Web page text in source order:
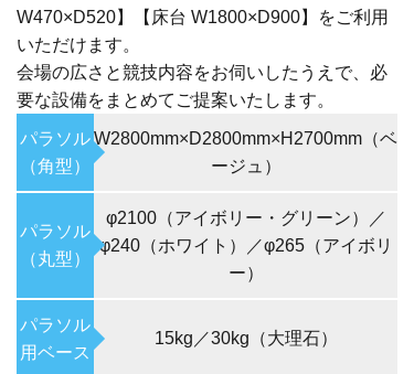
W470×D520】【床台 W1800×D900】をご利用
いただけます。
会場の広さと競技内容をお伺いしたうえで、必
要な設備をまとめてご提案いたします。
パラソル
（角型）
W2800mm×D2800mm×H2700mm（ベ
ージュ）
パラソル
（丸型）
φ2100（アイボリー・グリーン）／
φ240（ホワイト）／φ265（アイボリ
ー）
パラソル
用ベース
15kg／30kg（大理石）